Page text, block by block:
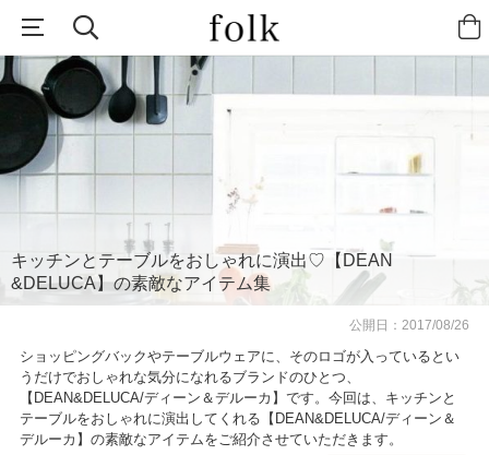
キッチンとテーブルをおしゃれに演出♡【DEAN
&DELUCA】の素敵なアイテム集
公開日：2017/08/26
ショッピングバックやテーブルウェアに、そのロゴが入っているとい
うだけでおしゃれな気分になれるブランドのひとつ、
【DEAN&DELUCA/ディーン＆デルーカ】です。今回は、キッチンと
テーブルをおしゃれに演出してくれる【DEAN&DELUCA/ディーン＆
デルーカ】の素敵なアイテムをご紹介させていただきます。